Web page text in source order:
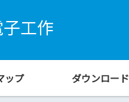
工作
ップ ダウンロード